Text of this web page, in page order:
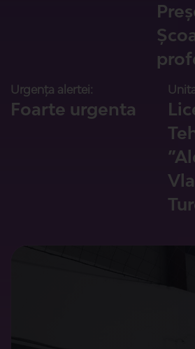
Urgența alertei:
Foarte urgenta